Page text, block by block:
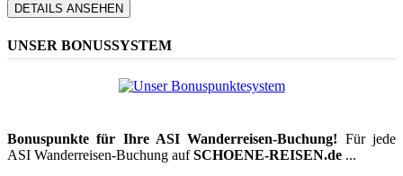
DETAILS ANSEHEN
UNSER BONUSSYSTEM
Bonuspunkte für Ihre ASI Wanderreisen-Buchung! Für jede
ASI Wanderreisen-Buchung aufSCHOENE-REISEN.de ...